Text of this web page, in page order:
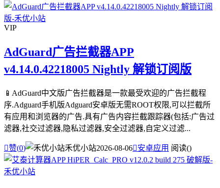
VIP
AdGuard广告拦截器APP
v4.14.0.42218005 Nightly 解锁订阅版
📱AdGuard中文版广告拦截器是一款最受欢迎的广告拦截程
序.Adguard手机版Adguard安卓版无需ROOT权限,可以拦截所
有应用和浏览器的广告.具有广告内容拦截跟踪器(包括:广告过
滤器,社交过滤器,隐私过滤器,安全过滤器,自定义过滤...
赞(0) 禾优小站2026-08-06安卓应用 阅读()